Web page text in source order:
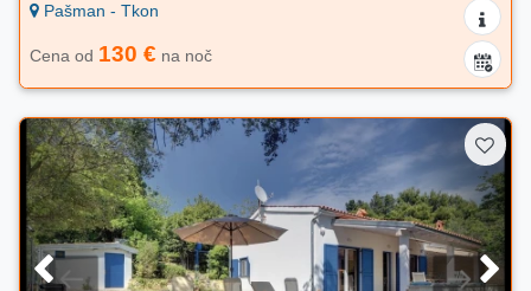
Pašman - Tkon
Cena od 130 € na noč